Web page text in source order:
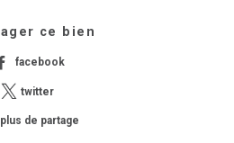
ce bien
facebook
twitter
plus de partage